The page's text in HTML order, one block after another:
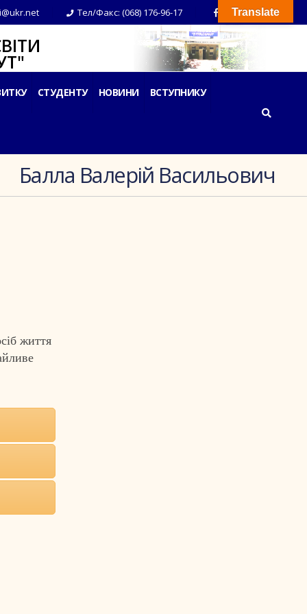
Тел/Факс: (068) 176-96-17
СТУДЕНТУ НОВИНИ ВСТУПНИКУ
Балла Валерій Васильович
життя
Translate